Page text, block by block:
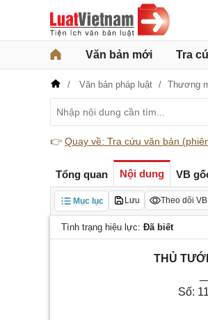
Văn bản mới Tra
Văn bản pháp luật Thương
👉 Quay về: Tra cứu văn bản
Tổng quan Nội dung VB
Mục lục Lưu Theo dõi VB
Tình trạng hiệu lực: Đã biết
THỦ
Số: